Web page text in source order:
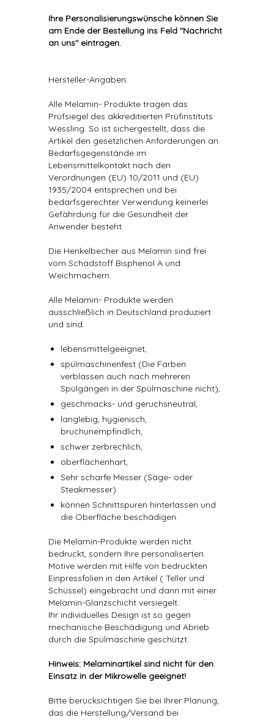
Ihre Personalisierungswünsche können Sie
am Ende der Bestellung ins Feld "Nachricht
an uns" eintragen.
Hersteller-Angaben:
Alle Melamin- Produkte tragen das
Prüfsiegel des akkreditierten Prüfinstituts
Wessling. So ist sichergestellt, dass die
Artikel den gesetzlichen Anforderungen an
Bedarfsgegenstände im
Lebensmittelkontakt nach den
Verordnungen (EU) 10/2011 und (EU)
1935/2004 entsprechen und bei
bedarfsgerechter Verwendung keinerlei
Gefährdung für die Gesundheit der
Anwender besteht.
Die Henkelbecher aus Melamin sind frei
vom Schadstoff Bisphenol A und
Weichmachern.
Alle Melamin- Produkte werden
ausschließlich in Deutschland produziert
und sind:
lebensmittelgeeignet,
spülmaschinenfest (Die Farben
verblassen auch nach mehreren
Spülgängen in der Spülmaschine nicht),
geschmacks- und geruchsneutral,
langlebig, hygienisch,
bruchunempfindlich,
schwer zerbrechlich,
oberflächenhart,
Sehr scharfe Messer (Säge- oder
Steakmesser)
können Schnittspuren hinterlassen und
die Oberfläche beschädigen.
Die Melamin-Produkte werden nicht
bedruckt, sondern Ihre personaliserten
Motive werden mit Hilfe von bedruckten
Einpressfolien in den Artikel ( Teller und
Schüssel) eingebracht und dann mit einer
Melamin-Glanzschicht versiegelt.
Ihr individuelles Design ist so gegen
mechanische Beschädigung und Abrieb
durch die Spülmaschine geschützt.
Hinweis: Melaminartikel sind nicht für den
Einsatz in der Mikrowelle geeignet!
Bitte berücksichtigen Sie bei Ihrer Planung,
das die Herstellung/Versand bei